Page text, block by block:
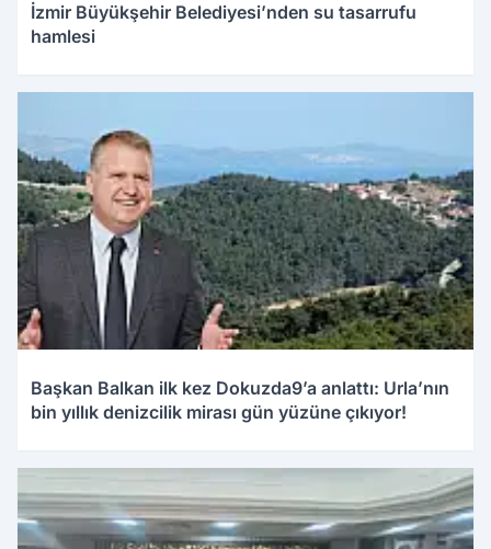
İzmir Büyükşehir Belediyesi’nden su tasarrufu
hamlesi
Başkan Balkan ilk kez Dokuzda9’a anlattı: Urla’nın
bin yıllık denizcilik mirası gün yüzüne çıkıyor!